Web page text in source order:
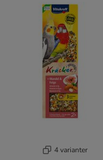
4 varianter